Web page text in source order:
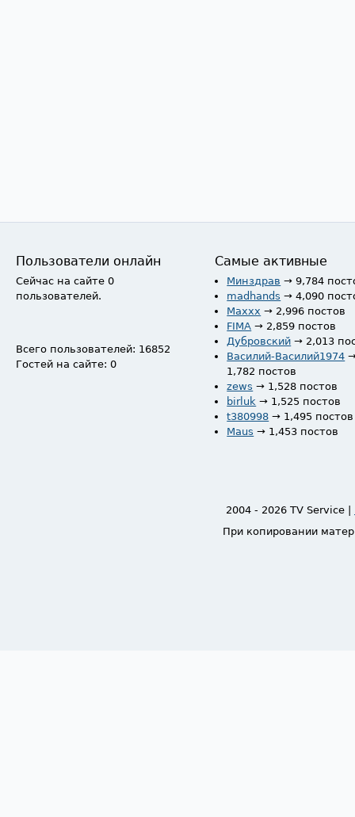
Пользователи онлайн
Сейчас на сайте 0
пользователей.
Всего пользователей: 16852
Гостей на сайте: 0
Самые активные
Минздрав → 9,784
madhands → 4,090
Maxxx → 2,996 постов
FIMA → 2,859 постов
Дубровский → 2,013
Василий-Василий1974
1,782 постов
zews → 1,528 постов
birluk → 1,525 постов
t380998 → 1,495 постов
Maus → 1,453 постов
2004 - 2026 TV Service |
При копировании